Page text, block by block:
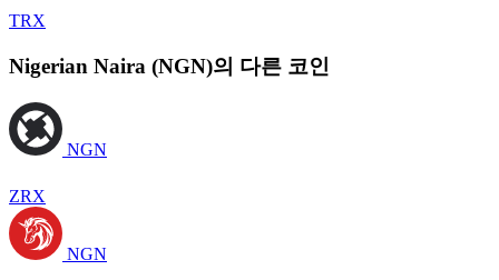
TRX
Nigerian Naira (NGN)의 다른 코인
NGN
ZRX
NGN